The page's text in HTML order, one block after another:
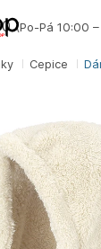
Čepice
(Po-Pá 10:00